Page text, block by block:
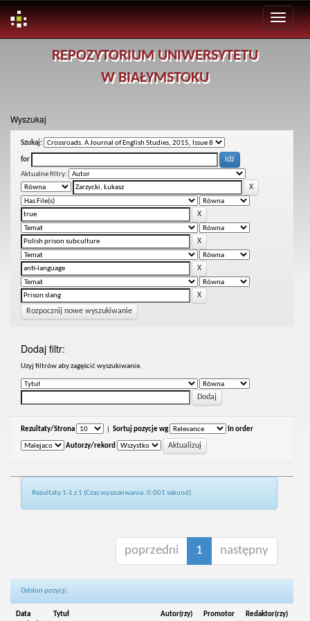
REPOZYTORIUM UNIWERSYTETU
W BIAŁYMSTOKU
Wyszukaj
Szukaj:
for
Aktualne filtry:
Rozpocznij nowe wyszukiwanie
Dodaj filtr:
Uzyj filtrów aby zagęścić wyszukiwanie.
Rezultaty/Strona Sortuj pozycje wg In order
Autorzy/rekord
Rezultaty 1-1 z 1 (Czas wyszukiwania: 0.001 sekund).
poprzedni 1 następny
Odsłon pozycji:
Data Tytuł Autor(rzy) Promotor Redaktor(rzy)